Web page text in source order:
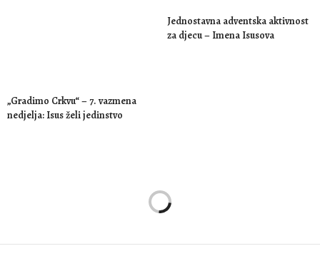
Jednostavna adventska aktivnost
za djecu – Imena Isusova
„Gradimo Crkvu“ – 7. vazmena
nedjelja: Isus želi jedinstvo